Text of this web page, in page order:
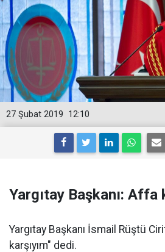
12:10
27 Şubat 2019
Yargıtay Başkanı: Affa
Yargıtay Başkanı İsmail Rüştü
karşıyım" dedi.